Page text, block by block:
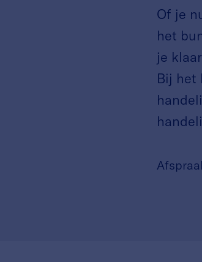
Of je
het
je
Bij het